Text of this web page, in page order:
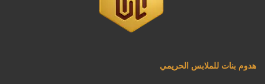
هدوم بنات للملابس الحريمي